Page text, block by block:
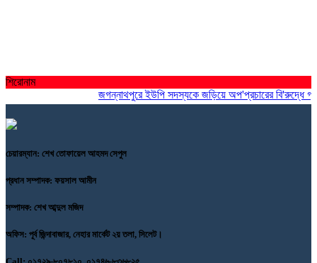
শিরোনাম
জগন্নাথপুরে ইউপি সদস্যকে জড়িয়ে অপ'প্রচারের বি'রুদ্ধে
চেয়ারম্যান: শেখ তোফায়েল আহমদ সেপুল
প্রধান সম্পাদক: ফয়সাল আমীন
সম্পাদক: শেখ আব্দুল মজিদ
অফিস: পূর্ব জিন্দাবাজার, নেহার মার্কেট ২য় তলা, সিলেট।